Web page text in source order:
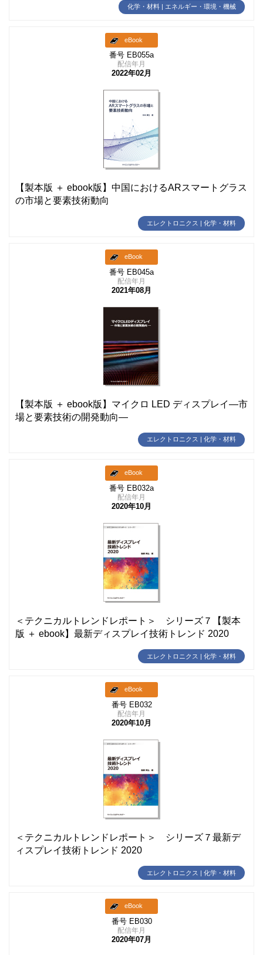
化学・材料 | エネルギー・環境・機械
eBook
番号 EB055a
配信年月
2022年02月
【製本版 ＋ ebook版】中国におけるARスマートグラス
の市場と要素技術動向
エレクトロニクス | 化学・材料
eBook
番号 EB045a
配信年月
2021年08月
【製本版 ＋ ebook版】マイクロ LED ディスプレイ―市
場と要素技術の開発動向―
エレクトロニクス | 化学・材料
eBook
番号 EB032a
配信年月
2020年10月
＜テクニカルトレンドレポート＞ シリーズ７【製本
版 ＋ ebook】最新ディスプレイ技術トレンド 2020
エレクトロニクス | 化学・材料
eBook
番号 EB032
配信年月
2020年10月
＜テクニカルトレンドレポート＞ シリーズ７最新デ
ィスプレイ技術トレンド 2020
エレクトロニクス | 化学・材料
eBook
番号 EB030
配信年月
2020年07月